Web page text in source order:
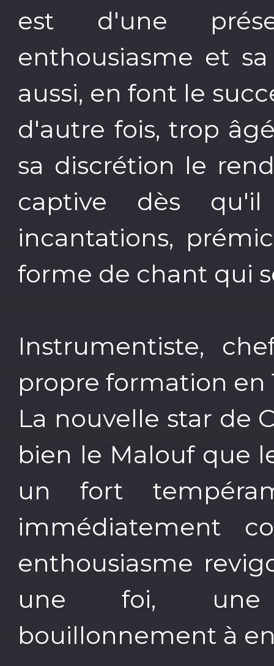
est d'une
enthousiasme et
aussi, en font le
d'autre fois, trop
sa discrétion le
captive dès
incantations,
forme de chant qui
Instrumentiste,
propre formation en
La nouvelle star de
bien le Malouf que
un fort
immédiatement
enthousiasme
une foi, une
bouillonnement à